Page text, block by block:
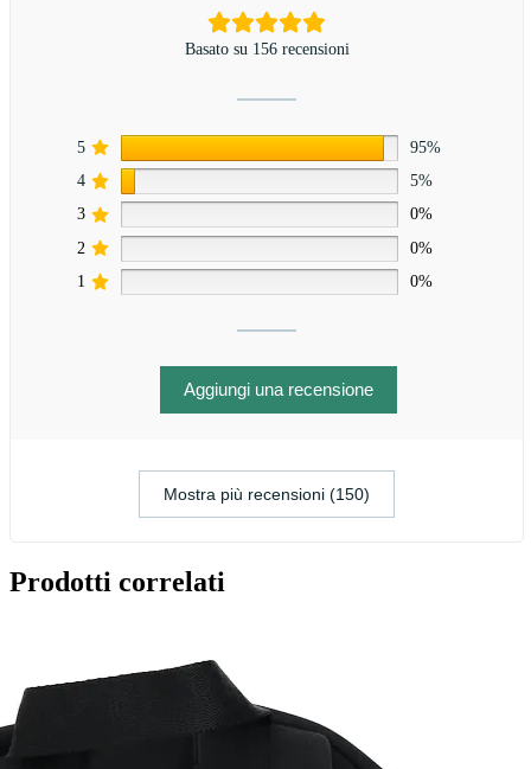
Basato su 156 recensioni
5
95%
4
5%
3
0%
2
0%
1
0%
Aggiungi una recensione
Mostra più recensioni (150)
Prodotti correlati